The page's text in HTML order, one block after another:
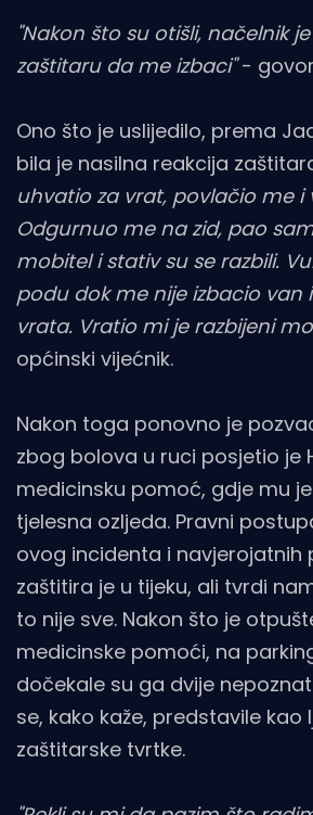
"Nakon što su otišli, načelnik
zaštitaru da me izbaci"-
Ono što je uslijedilo, prema
bila je nasilna reakcija
uhvatio za vrat, povlačio me i
Odgurnuo me na zid, pao
mobitel i stativ su se razbili.
podu dok me nije izbacio van
vrata. Vratio mi je razbijeni
općinski vijećnik.
Nakon toga ponovno je
zbog bolova u ruci posjetio je
medicinsku pomoć, gdje mu
tjelesna ozljeda. Pravni
ovog incidenta i navjerojatnih
zaštitira je u tijeku, ali tvrdi
to nije sve. Nakon što je
medicinske pomoći, na
dočekale su ga dvije
se, kako kaže, predstavile kao
zaštitarske tvrtke.